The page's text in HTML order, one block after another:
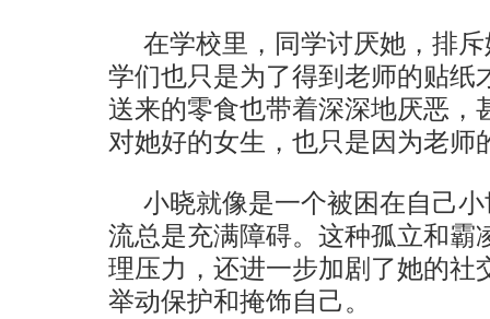
在学校里，同学讨厌她，排
学们也只是为了得到老师的贴
送来的零食也带着深深地厌恶
对她好的女生，也只是因为老
小晓就像是一个被困在自己
流总是充满障碍。这种孤立和
理压力，还进一步加剧了她的
举动保护和掩饰自己。